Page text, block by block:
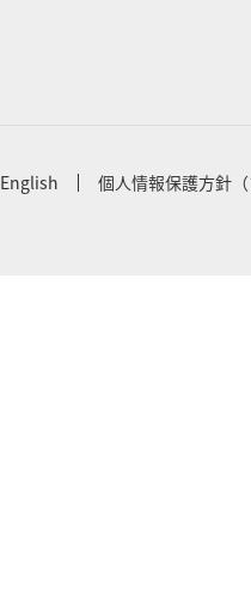
English 個人情報保護方針（